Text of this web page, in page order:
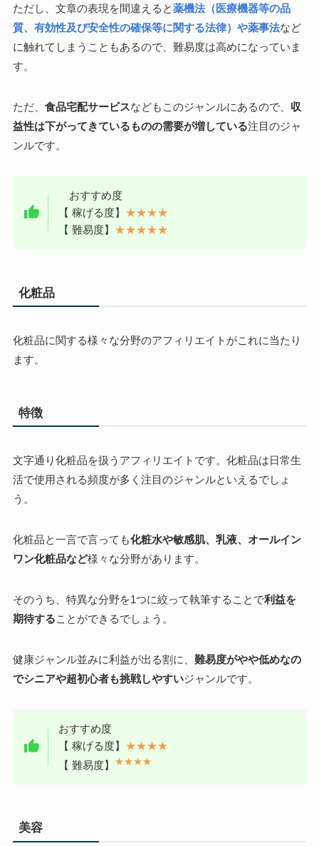
ただし、文章の表現を間違えると薬機法（医療機器等の品
質、有効性及び安全性の確保等に関する法律）や薬事法など
に触れてしまうこともあるので、難易度は高めになっていま
す。
ただ、 食品宅配サービスなどもこのジャンルにあるので、 収
益性は下がってきているものの需要が増している注目のジャ
ンルです。
おすすめ度
【 稼げる度】 ★★★★
【 難易度】 ★★★★★
化粧品
化粧品に関する様々な分野のアフィリエイトがこれに当たり
ます。
特徴
文字通り化粧品を扱うアフィリエイトです。化粧品は日常生
活で使用される頻度が多く注目のジャンルといえるでしょ
う。
化粧品と一言で言っても化粧水や敏感肌、乳液、オールイン
ワン化粧品など様々な分野があります。
そのうち、特異な分野を1つに絞って執筆することで利益を
期待することができるでしょう。
健康ジャンル並みに利益が出る割に、 難易度がやや低めなの
でシニアや超初心者も挑戦しやすいジャンルです。
おすすめ度
【 稼げる度】 ★★★★
【 難易度】
★★★★
美容